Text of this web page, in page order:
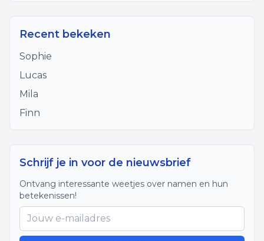
Recent bekeken
Sophie
Lucas
Mila
Finn
Schrijf je in voor de nieuwsbrief
Ontvang interessante weetjes over namen en hun
betekenissen!